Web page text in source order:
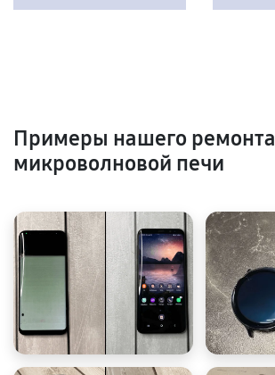
Примеры нашего ремонта
микроволновой печи